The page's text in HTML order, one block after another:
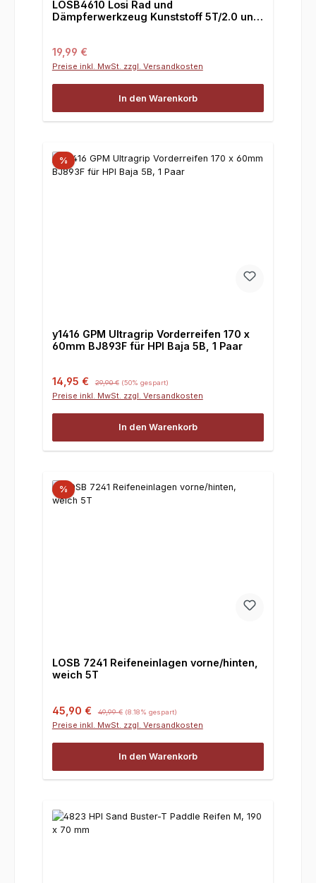
LOSB4610 Losi Rad und
Dämpferwerkzeug Kunststoff 5T/2.0 und
Regulärer Preis:
19,99 €
Preise inkl. MwSt. zzgl. Versandkosten
In den Warenkorb
%
y1416 GPM Ultragrip Vorderreifen 170 x
60mm BJ893F für HPI Baja 5B, 1 Paar
Verkaufspreis:
14,95 € 29,90 € (50% gespart)
Preise inkl. MwSt. zzgl. Versandkosten
In den Warenkorb
%
LOSB 7241 Reifeneinlagen vorne/hinten,
weich 5T
Verkaufspreis:
45,90 € 49,99 € (8.18% gespart)
Preise inkl. MwSt. zzgl. Versandkosten
In den Warenkorb